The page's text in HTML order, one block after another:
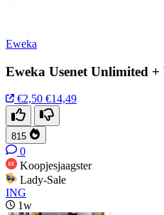
Eweka
Eweka Usenet Unlimited
€2,50 €14,49
815
0
Koopjesjaagster
Lady-Sale
ING
1w